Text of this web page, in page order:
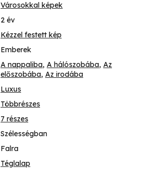
Városokkal képek
2 év
Kézzel festett kép
Emberek
A nappaliba, A hálószobába, Az
előszobába, Az irodába
Luxus
Többrészes
7 részes
Szélességban
Falra
Téglalap